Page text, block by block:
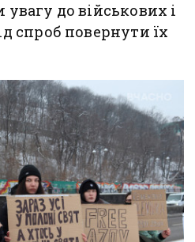
до військових і
спроб повернути їх